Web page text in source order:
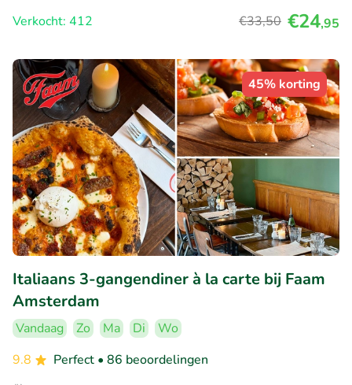
Verkocht: 412
€33,50 €24,95
45% korting
Italiaans 3-gangendiner à la carte bij Faam
Amsterdam
Vandaag Zo Ma Di
Wo
9.8
Perfect • 86 beoordelingen